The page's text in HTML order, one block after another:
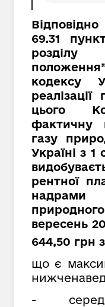
69.31
розділу
кодексу
цього
фактичну
газу
Україні з
рентної
надрами
вересень
644,50 грн
що є
-